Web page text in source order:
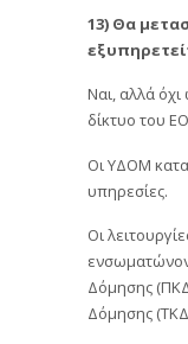
13) Θα
Ναι, αλλά
δίκτυο του
Οι ΥΔΟΜ
υπηρεσίες.
Οι
Δόμησης
Δόμησης